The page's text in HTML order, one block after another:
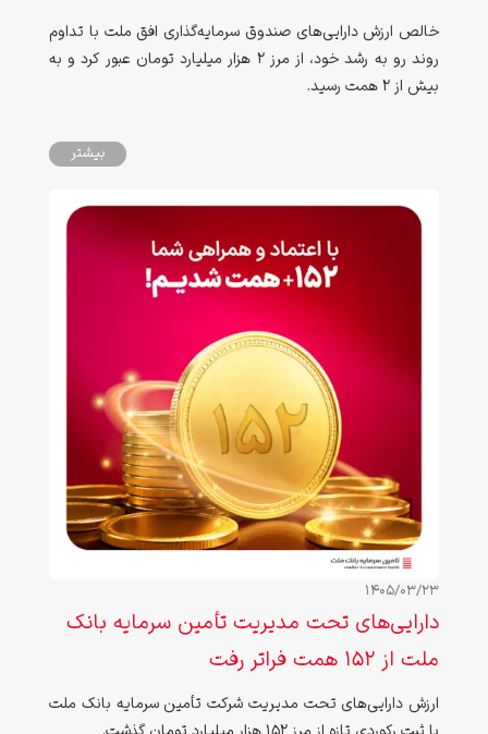
خالص ارزش دارایی‌های صندوق سرمایه‌گذاری افق ملت با تداوم
روند رو به رشد خود، از مرز ۲ هزار میلیارد تومان عبور کرد و به
بیش از ۲ همت رسید.
بیشتر
1405/03/23
دارایی‌های تحت مدیریت تأمین سرمایه بانک
ملت از 152 همت فراتر رفت
ارزش دارایی‌های تحت مدیریت شرکت تأمین سرمایه بانک ملت